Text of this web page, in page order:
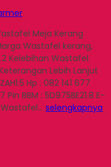
Meja Kerang
Wastafel kerang,
Kelebihan Wastafel
Lebih Lanjut
Hp : 082 141 677
BBM : 5D975BE21.8 E-
selengkapnya